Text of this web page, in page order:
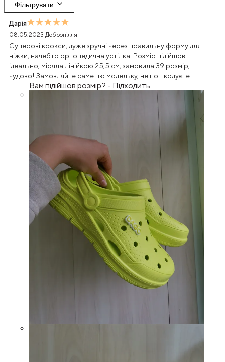
Фільтрувати
Дарія
08.05.2023 Добропілля
Суперові крокси, дуже зручні через правильну форму для
ніжки, начебто ортопедична устілка. Розмір підійшов
ідеально, міряла лінійкою 25,5 см, замовила 39 розмір,
чудово! Замовляйте саме цю модельку, не пошкодуєте.
Вам підійшов розмір? - Підходить